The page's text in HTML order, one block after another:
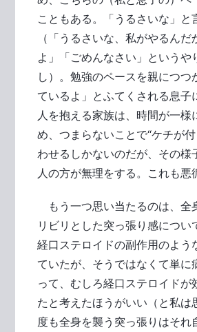
こともある。「うるさいな」と
（「うるさいな、私がやるんだ
よ」「ごめんなさい」というや
し）。勉強のペースを親につつ
ているよ」とふてくされる息子
人を抱える家族は、時間が一様
め、つまらないことで“ケチが
わせるしかないのだが、その様
人の方が無理をする。これも悪
もう一つ思い当たるのは、全
リビリとした突っ張り感につい
経口ステロイドの副作用のよう
ていたが、そうではなくて単に
って、むしろ経口ステロイドが
たと考えたほうがいい（と私は
度も全身を襲う突っ張りはそれ